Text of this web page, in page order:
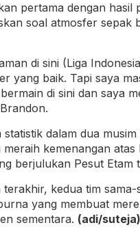
pertama dengan hasil
soal atmosfer sepak
di sini (Liga
yang baik. Tapi saya
di sini dan saya
statistik dalam dua
meraih kemenangan atas
berjulukan Pesut Etam
kedua tim sama-
yang membuat
sementara. (adi/suteja)